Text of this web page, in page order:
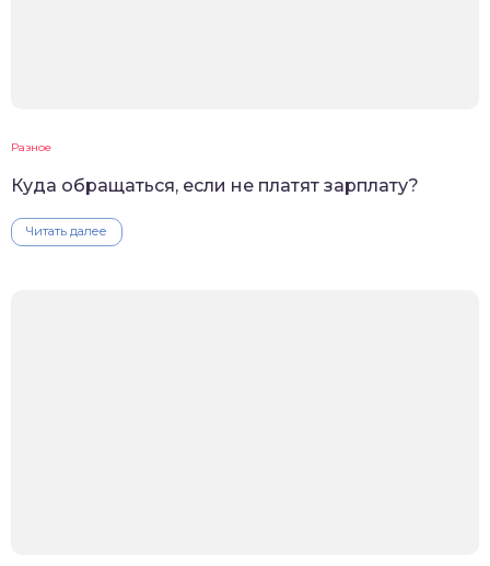
Разное
Куда обращаться, если не платят зарплату?
Читать далее